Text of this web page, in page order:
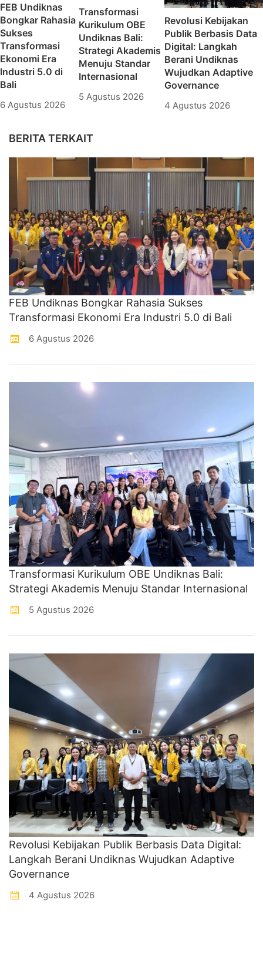
FEB Undiknas
Bongkar Rahasia
Sukses
Transformasi
Ekonomi Era
Industri 5.0 di
Bali
6 Agustus 2026
Transformasi
Kurikulum OBE
Undiknas Bali:
Strategi Akademis
Menuju Standar
Internasional
5 Agustus 2026
Revolusi Kebijakan
Publik Berbasis Data
Digital: Langkah
Berani Undiknas
Wujudkan Adaptive
Governance
4 Agustus 2026
BERITA TERKAIT
FEB Undiknas Bongkar Rahasia Sukses
Transformasi Ekonomi Era Industri 5.0 di Bali
6 Agustus 2026
Transformasi Kurikulum OBE Undiknas Bali:
Strategi Akademis Menuju Standar Internasional
5 Agustus 2026
Revolusi Kebijakan Publik Berbasis Data Digital:
Langkah Berani Undiknas Wujudkan Adaptive
Governance
4 Agustus 2026